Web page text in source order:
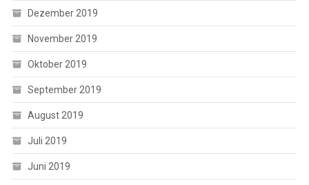
Dezember 2019
November 2019
Oktober 2019
September 2019
August 2019
Juli 2019
Juni 2019